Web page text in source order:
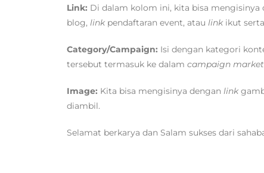
Link: Di dalam kolom ini, kita bisa mengisinya
blog, linkpendaftaran event, atau linkikut serta
Category/Campaign: Isi dengan kategori
tersebut termasuk ke dalam campaign
Image: Kita bisa mengisinya dengan link
diambil.
Selamat berkarya dan Salam sukses dari